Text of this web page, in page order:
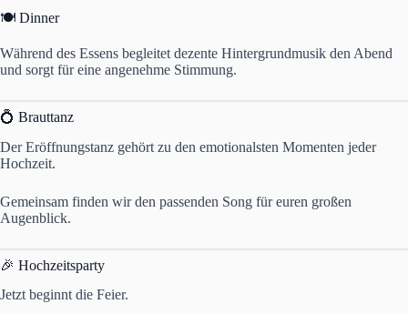
🍽 Dinner
Während des Essens begleitet dezente Hintergrundmusik den Abend
und sorgt für eine angenehme Stimmung.
💍 Brauttanz
Der Eröffnungstanz gehört zu den emotionalsten Momenten jeder
Hochzeit.
Gemeinsam finden wir den passenden Song für euren großen
Augenblick.
🎉 Hochzeitsparty
Jetzt beginnt die Feier.